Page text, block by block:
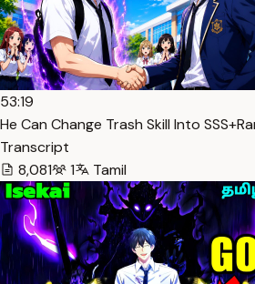
53:19
He Can Change Trash Skill Into
Transcript
8,081
1 Tamil